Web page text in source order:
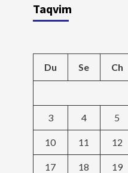
Taqvim
Du Se Ch
3 4 5
10 11 12
17 18 19